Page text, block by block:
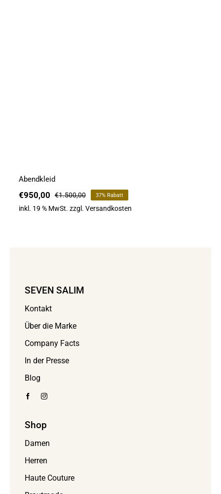
Abendkleid
€1.500,00Ursprünglicher
Preis
€950,00
Aktueller
Preis
37% Rabatt
inkl. 19 % MwSt. zzgl. Versandkosten
SEVEN SALIM
Kontakt
Über die Marke
Company Facts
In der Presse
Blog
Shop
Damen
Herren
Haute Couture